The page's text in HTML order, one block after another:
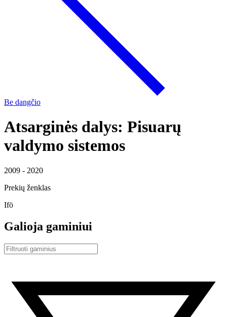
Be dangčio
Atsarginės dalys: Pisuarų
valdymo sistemos
2009 - 2020
Prekių ženklas
Ifö
Galioja gaminiui